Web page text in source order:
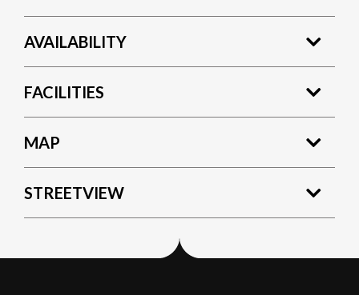
AVAILABILITY
FACILITIES
MAP
STREETVIEW